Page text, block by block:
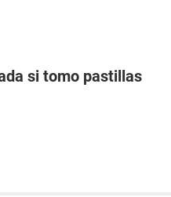
si tomo pastillas